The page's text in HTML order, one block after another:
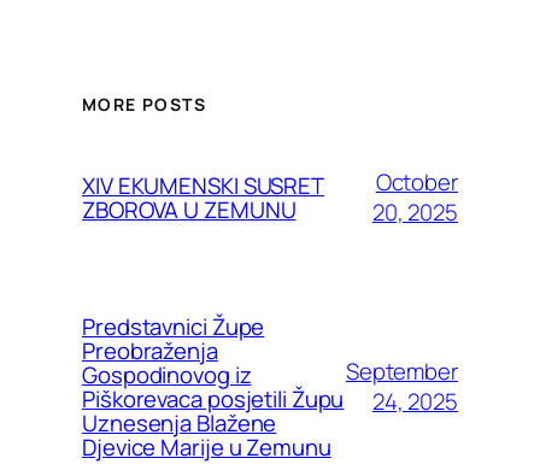
MORE POSTS
XIV EKUMENSKI SUSRET
ZBOROVA U ZEMUNU
October
20, 2025
Predstavnici Župe
Preobraženja
Gospodinovog iz
Piškorevaca posjetili Župu
Uznesenja Blažene
Djevice Marije u Zemunu
September
24, 2025